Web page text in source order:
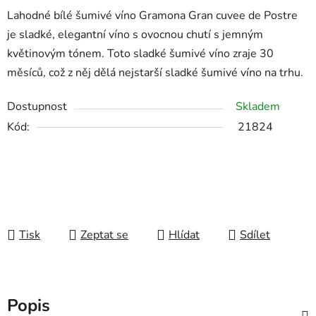
Lahodné bílé šumivé víno Gramona Gran cuvee de Postre
je sladké, elegantní víno s ovocnou chutí s jemným
květinovým tónem. Toto sladké šumivé víno zraje 30
měsíců, což z něj dělá nejstarší sladké šumivé víno na trhu.
Dostupnost
Skladem
Kód:
21824
Tisk Zeptat se Hlídat Sdílet
Popis